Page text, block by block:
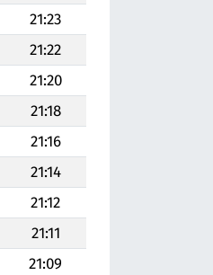
21:23
21:22
21:20
21:18
21:16
21:14
21:12
21:11
21:09